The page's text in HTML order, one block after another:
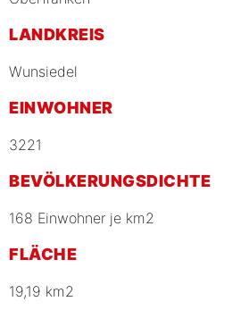
LANDKREIS
Wunsiedel
EINWOHNER
3221
BEVÖLKERUNGSDICHTE
168 Einwohner je km2
FLÄCHE
19,19 km2